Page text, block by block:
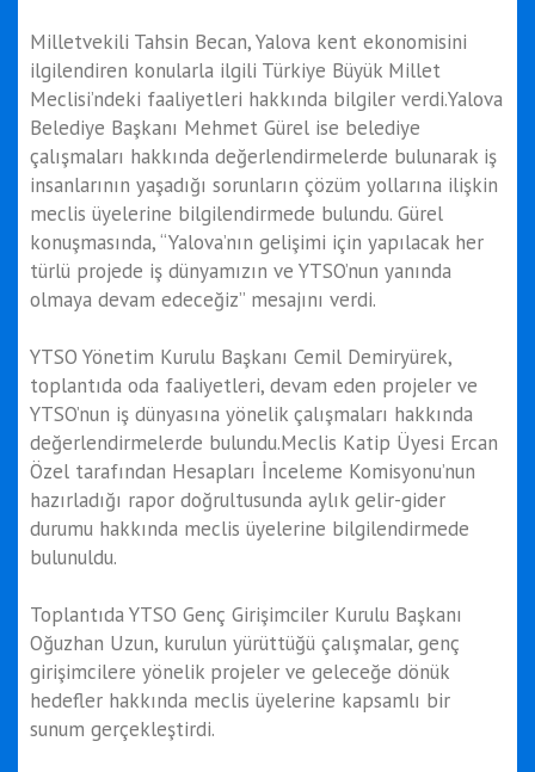
Milletvekili Tahsin Becan, Yalova kent ekonomisini
ilgilendiren konularla ilgili Türkiye Büyük Millet
Meclisi’ndeki faaliyetleri hakkında bilgiler verdi.Yalova
Belediye Başkanı Mehmet Gürel ise belediye
çalışmaları hakkında değerlendirmelerde bulunarak iş
insanlarının yaşadığı sorunların çözüm yollarına ilişkin
meclis üyelerine bilgilendirmede bulundu. Gürel
konuşmasında, “Yalova’nın gelişimi için yapılacak her
türlü projede iş dünyamızın ve YTSO’nun yanında
olmaya devam edeceğiz” mesajını verdi.
YTSO Yönetim Kurulu Başkanı Cemil Demiryürek,
toplantıda oda faaliyetleri, devam eden projeler ve
YTSO’nun iş dünyasına yönelik çalışmaları hakkında
değerlendirmelerde bulundu.Meclis Katip Üyesi Ercan
Özel tarafından Hesapları İnceleme Komisyonu’nun
hazırladığı rapor doğrultusunda aylık gelir-gider
durumu hakkında meclis üyelerine bilgilendirmede
bulunuldu.
Toplantıda YTSO Genç Girişimciler Kurulu Başkanı
Oğuzhan Uzun, kurulun yürüttüğü çalışmalar, genç
girişimcilere yönelik projeler ve geleceğe dönük
hedefler hakkında meclis üyelerine kapsamlı bir
sunum gerçekleştirdi.